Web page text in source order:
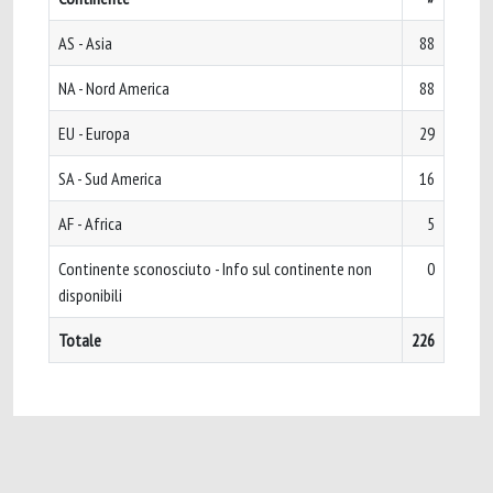
AS - Asia 88
NA - Nord America 88
EU - Europa 29
SA - Sud America 16
AF - Africa 5
Continente sconosciuto - Info sul continente non
disponibili
0
Totale 226